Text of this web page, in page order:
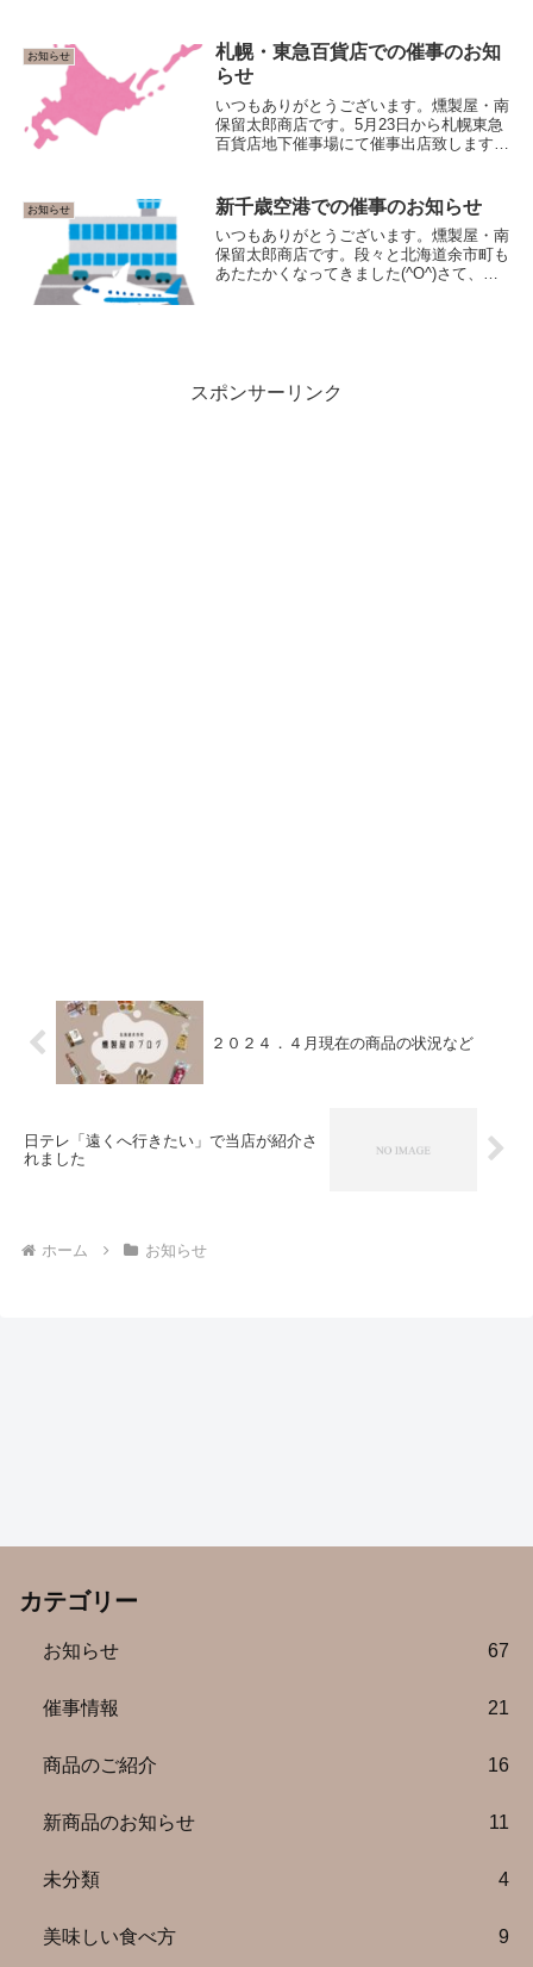
たせしました！９月２日（水）より札幌大
通丸井今...
お知らせ
札幌・東急百貨店での催事のお知
らせ
いつもありがとうございます。燻製屋・南
保留太郎商店です。5月23日から札幌東急
百貨店地下催事場にて催事出店致しますの
担当しております。たくさんの商品をご用
意してお...
お知らせ 新千歳空港での催事のお知らせ
いつもありがとうございます。燻製屋・南
保留太郎商店です。段々と北海道余市町も
あたたかくなってきました(^O^)さて、明
スポンサーリンク
２０２４．４月現在の商品の状況など
日テレ「遠くへ行きたい」で当店が紹介さ
れました
ホーム お知らせ
カテゴリー
お知らせ 67
催事情報 21
商品のご紹介 16
新商品のお知らせ 11
未分類 4
美味しい食べ方 9